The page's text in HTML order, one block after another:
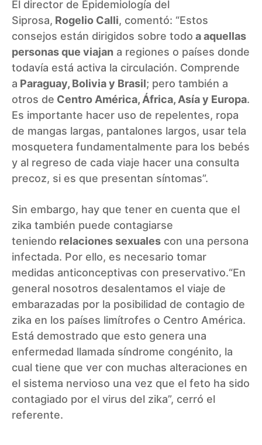
El director de Epidemiología del
Siprosa, Rogelio Calli, comentó: “Estos
consejos están dirigidos sobre todo a aquellas
personas que viajan a regiones o países donde
todavía está activa la circulación. Comprende
a Paraguay, Bolivia y Brasil; pero también a
otros de Centro América, África, Asía y Europa.
Es importante hacer uso de repelentes, ropa
de mangas largas, pantalones largos, usar tela
mosquetera fundamentalmente para los bebés
y al regreso de cada viaje hacer una consulta
precoz, si es que presentan síntomas”.
Sin embargo, hay que tener en cuenta que el
zika también puede contagiarse
teniendo relaciones sexuales con una persona
infectada. Por ello, es necesario tomar
medidas anticonceptivas con preservativo.“En
general nosotros desalentamos el viaje de
embarazadas por la posibilidad de contagio de
zika en los países limítrofes o Centro América.
Está demostrado que esto genera una
enfermedad llamada síndrome congénito, la
cual tiene que ver con muchas alteraciones en
el sistema nervioso una vez que el feto ha sido
contagiado por el virus del zika”, cerró el
referente.